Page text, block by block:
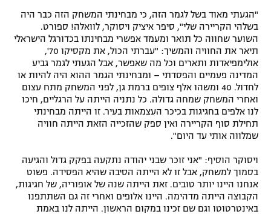
"הגעתי מאוד בשל לגמר הזה, כי מבחינתי המשחק הזה כבר היה
בשלהי הקריירה שלי", סיפר איציק ויסוקר, לוואלה! ספורט.
השוער שחווה כל תואר ומעמד אפשרי מבחינתו בכדורגל הישראלי
תיאר את החוויה והמשיך: "עברתי הכול, את מקסיקו 70',
אולימפיאדות ותארים וכל מה שאפשר, אבל הגעתי לגמר גביע
המדינה פעמיים והפסדתי – ומבחינתי הגמר ההוא היה להיות או
לחדול. 40 ומשהו אלף צופים ברמת גן, לפני המשחק מתח עצום
ואחרי המשחק שמחה גדולה. כל נתניה הייתה על הרגליים, חיכו
לנו אלפים בחגיגות בכיכר העצמאות בעיר. זו הייתה מבחינתי
תחילת סוף הקריירה ואין ספק שהזכייה הזאת הייתה חוויה
שמלווה אותי עד היום".
ויסוקר הוסיף: "אני זוכר שבני יהודה נתקעה בפקק גדול והגיעה
בסמוך למשחק, אבל זו לא הייתה הסיבה שהיא הפסידה. פשוט
אנחנו היינו יותר טובים. זאת הייתה שנה של אופוריה, של חגיגות,
הקבוצה הייתה מדהימה. היינו אלופים ואחרי זה גם השתתפנו
באינטרטוטו וגם שם זכינו במקום הראשון. הייתה לנו באמת